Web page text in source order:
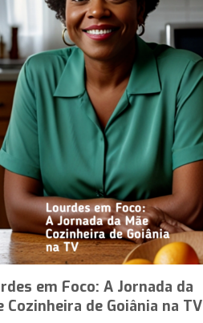
em Foco: A Jornada da
Cozinheira de Goiânia na TV